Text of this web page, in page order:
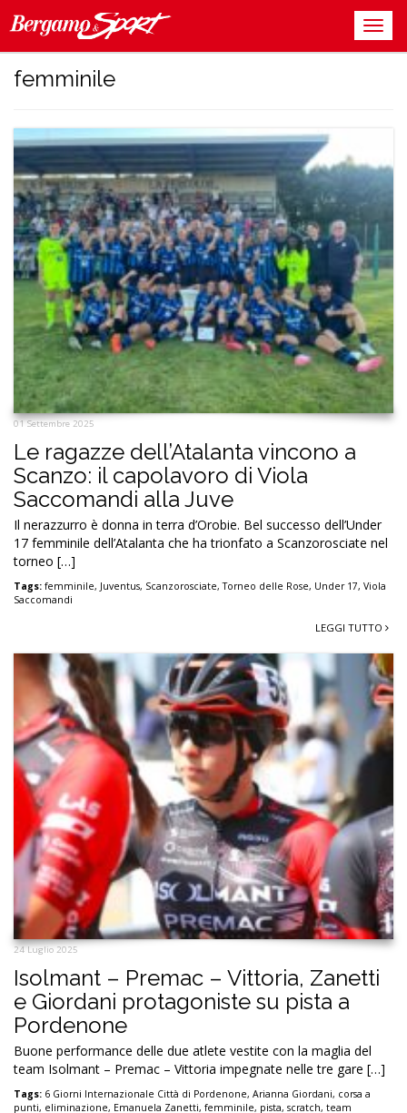
femminile
01 Settembre 2025
Le ragazze dell’Atalanta vincono a
Scanzo: il capolavoro di Viola
Saccomandi alla Juve
Il nerazzurro è donna in terra d’Orobie. Bel successo dell’Under
17 femminile dell’Atalanta che ha trionfato a Scanzorosciate nel
torneo […]
Tags: femminile, Juventus, Scanzorosciate,Torneo delle Rose, Under 17, Viola
Saccomandi
LEGGI TUTTO
24 Luglio 2025
Isolmant – Premac – Vittoria, Zanetti
e Giordani protagoniste su pista a
Pordenone
Buone performance delle due atlete vestite con la maglia del
team Isolmant – Premac – Vittoria impegnate nelle tre gare […]
Tags: 6 Giorni Internazionale Città di Pordenone, Arianna Giordani, corsa a
punti, eliminazione, Emanuela Zanetti, femminile, pista, scratch, team